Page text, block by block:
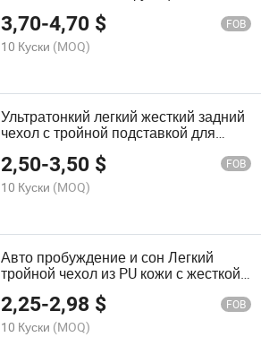
автоматического сна и пробуждения
для Lenovo Yoga Tab 13" Yt-K606f
3,70-4,70 $ FOB
10 Куски (MOQ)
Ультратонкий легкий жесткий задний
чехол с тройной подставкой для
2,50-3,50 $ FOB
10 Куски (MOQ)
Авто пробуждение и сон Легкий
тройной чехол из PU кожи с жесткой
задней крышкой для iPad 10.2
2021/2020/2019
2,25-2,98 $ FOB
10 Куски (MOQ)